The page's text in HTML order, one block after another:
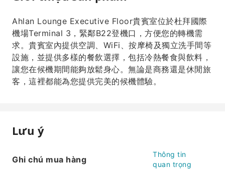
Ahlan Lounge Executive Floor貴賓室位於杜拜國際
機場Terminal 3，緊鄰B22登機口，方便您的轉機需
求。貴賓室內提供空調、WiFi、按摩椅及獨立洗手間等
設施，並提供多樣的餐飲選擇，包括冷熱餐食與飲料，
讓您在候機期間能夠放鬆身心。無論是商務還是休閒旅
客，這裡都能為您提供完美的候機體驗。
Lưu ý
Ghi chú mua hàng
Thông tin
quan trọng